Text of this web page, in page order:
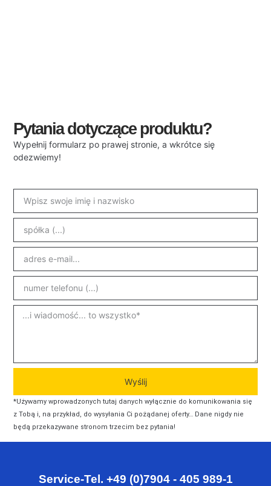
Pytania dotyczące produktu?
Wypełnij formularz po prawej stronie, a wkrótce się
odezwiemy!
Wyślij
*Używamy wprowadzonych tutaj danych wyłącznie do komunikowania się
z Tobą i, na przykład, do wysyłania Ci pożądanej oferty… Dane nigdy nie
będą przekazywane stronom trzecim bez pytania!
Service-Tel. +49 (0)7904 - 405 989-1